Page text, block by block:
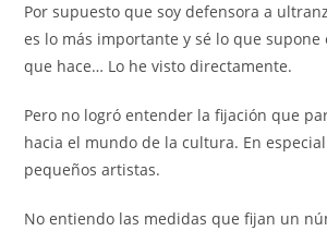
Por supuesto que soy defensora a
es lo más importante y sé lo que supone
que hace… Lo he visto directamente.
Pero no logró entender la fijación que
hacia el mundo de la cultura. En
pequeños artistas.
No entiendo las medidas que fijan un